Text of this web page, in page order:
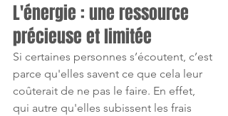
L'énergie : une ressource
précieuse et limitée
Si certaines personnes s’écoutent, c’est
parce qu'elles savent ce que cela leur
coûterait de ne pas le faire. En effet,
qui autre qu'elles subissent les frais